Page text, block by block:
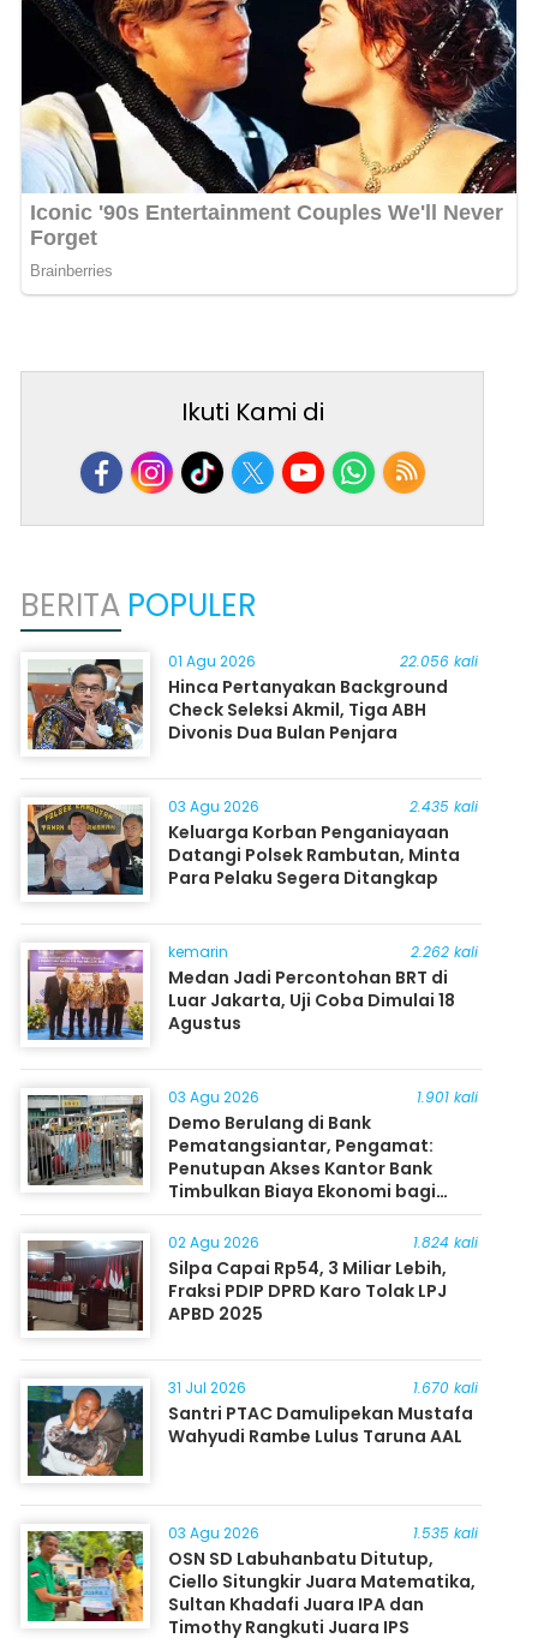
Ikuti Kami di
BERITA POPULER
01 Agu 2026 22.056 kali
Hinca Pertanyakan Background
Check Seleksi Akmil, Tiga ABH
Divonis Dua Bulan Penjara
03 Agu 2026 2.435 kali
Keluarga Korban Penganiayaan
Datangi Polsek Rambutan, Minta
Para Pelaku Segera Ditangkap
kemarin 2.262 kali
Medan Jadi Percontohan BRT di
Luar Jakarta, Uji Coba Dimulai 18
Agustus
03 Agu 2026 1.901 kali
Demo Berulang di Bank
Pematangsiantar, Pengamat:
Penutupan Akses Kantor Bank
Timbulkan Biaya Ekonomi bagi
Masyarakat
02 Agu 2026 1.824 kali
Silpa Capai Rp54, 3 Miliar Lebih,
Fraksi PDIP DPRD Karo Tolak LPJ
APBD 2025
31 Jul 2026 1.670 kali
Santri PTAC Damulipekan Mustafa
Wahyudi Rambe Lulus Taruna AAL
03 Agu 2026 1.535 kali
OSN SD Labuhanbatu Ditutup,
Ciello Situngkir Juara Matematika,
Sultan Khadafi Juara IPA dan
Timothy Rangkuti Juara IPS